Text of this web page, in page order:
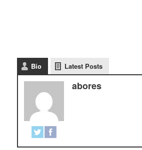
Bio Latest Posts
abores